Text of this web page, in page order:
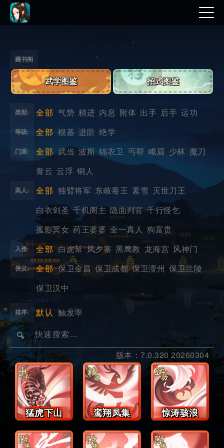
藏书阁
武学图鉴 招式图鉴
类型: 全部 气势 精进 内息 附体 出手 后手 运功
等级: 全部 根基 进阶 绝学
门派: 全部 武当 波斯 锦衣卫 丐帮 峨眉 少林 魔刀
青云 云浮 铜人
高人: 全部 独臂将军 东岐毒王 素雪 灭世刀王
白衣剑圣 千机阁主 隐面判官 千行怪乞
孤影冥女 药王婆婆 全一真人 狗富贵
入侵: 全部 白虎幫 凤夕寨 黑鹰教 龙海宫 风神门
侠义: 全部 保卫金昌 保卫成都 保卫澶州 保卫兰陵
保卫汉中
排序: 默认 触发率
版本：7.0.320 20260304
猛虎下山
出
手
鸾翔凤集
精
进
惊涛骇浪
运
功
附 附 附